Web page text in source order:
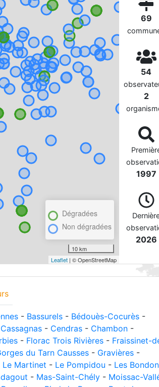
Dégradées
Non dégradées
10 km
Leaflet| © OpenStreetMap
69
54
2
1997
2026
- Bassurels - Bédouès-Cocurès -
Cassagnas - Cendras - Chambon -
- Florac Trois Rivières - Fraissinet-
du Tarn Causses - Gravières -
Le Martinet - Le Pompidou - Les
- Mas-Saint-Chély - Moissac-